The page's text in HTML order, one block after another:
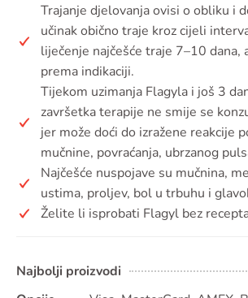
Trajanje djelovanja ovisi o obliku i
učinak obično traje kroz cijeli
liječenje najčešće traje 7–10 dana,
prema indikaciji.
Tijekom uzimanja Flagyla i još 3
završetka terapije ne smije se
jer može doći do izražene reakcije
mučnine, povraćanja, ubrzanog
Najčešće nuspojave su mučnina,
ustima, proljev, bol u trbuhu i
Želite li isprobati Flagyl bez
Najbolji proizvodi